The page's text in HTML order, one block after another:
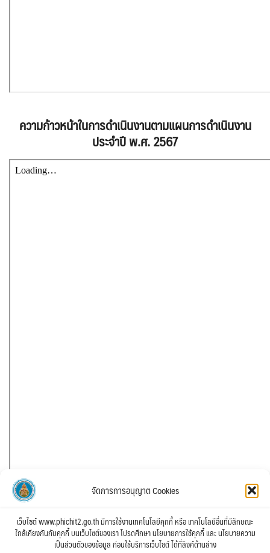
จัดการการอนุญาต Cookies
เว็บไซต์ www.phichit2.go.th มีการใช้งานเทคโนโลยีคุกกี้ หรือ เทคโนโลยีอื่นที่มีลักษณะ
ใกล้เคียงกันกับคุกกี้ บนเว็บไซต์ของเรา โปรดศึกษา นโยบายการใช้คุกกี้ และ นโยบายความ
เป็นส่วนตัวของข้อมูล ก่อนใช้บริการเว็บไซต์ ได้ที่ลิงค์ด้านล่าง
ความก้าวหน้าในการดำเนินงานตามแผนการดำเนินงาน
ประจำปี พ.ศ. 2567